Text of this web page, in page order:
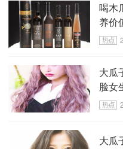
喝木
养价
大瓜
脸女
大瓜